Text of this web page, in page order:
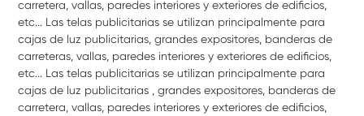
carretera, vallas, paredes interiores y exteriores de edificios,
etc... Las telas publicitarias se utilizan principalmente para
cajas de luz publicitarias, grandes expositores, banderas de
carreteras, vallas, paredes interiores y exteriores de edificios,
etc... Las telas publicitarias se utilizan principalmente para
cajas de luz publicitarias , grandes expositores, banderas de
carretera, vallas, paredes interiores y exteriores de edificios,